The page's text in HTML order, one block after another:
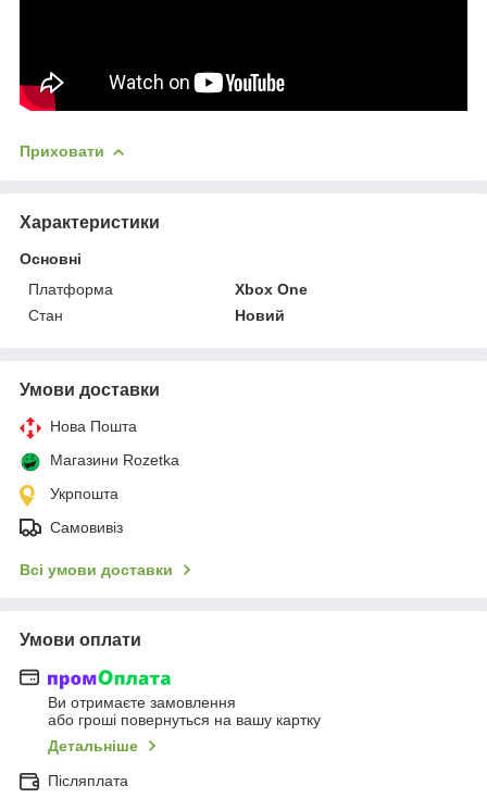
Приховати
Характеристики
Основні
Платформа
Xbox One
Стан
Новий
Умови доставки
Нова Пошта
Магазини Rozetka
Укрпошта
Самовивіз
Всі умови доставки
Умови оплати
Ви отримаєте замовлення
або гроші повернуться на вашу картку
Детальніше
Післяплата